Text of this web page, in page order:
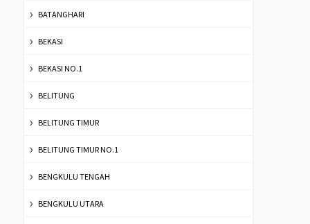
BATANGHARI
BEKASI
BEKASI NO.1
BELITUNG
BELITUNG TIMUR
BELITUNG TIMUR NO.1
BENGKULU TENGAH
BENGKULU UTARA